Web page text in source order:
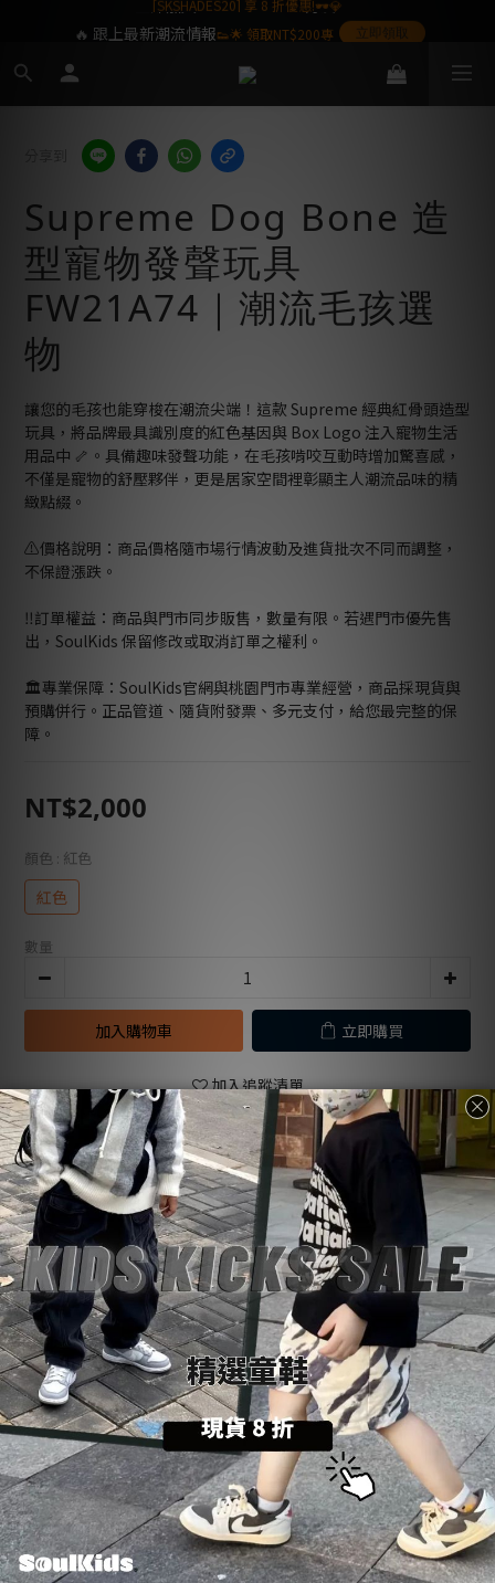
Supreme Dog Bone 造
型寵物發聲玩具
FW21A74｜潮流毛孩選
物
讓您的毛孩也能穿梭在潮流尖端！這款 Supreme 經典紅骨頭造型
玩具，將品牌最具識別度的紅色基因與 Box Logo 注入寵物生活
用品中 🦴。具備趣味發聲功能，在毛孩啃咬互動時增加驚喜感，
不僅是寵物的舒壓夥伴，更是居家空間裡彰顯主人潮流品味的精
緻點綴。
⚠️價格說明：商品價格隨市場行情波動及進貨批次不同而調整，
不保證漲跌。
‼️訂單權益：商品與門市同步販售，數量有限。若遇門市優先售
出，SoulKids 保留修改或取消訂單之權利。
🏛️專業保障：SoulKids官網與桃園門市專業經營，商品採現貨與
預購併行。正品管道、隨貨附發票、多元支付，給您最完整的保
障。
NT$2,000
顏色 : 紅色
紅色
數量
加入購物車 立即購買
加入追蹤清單
商品描述
送貨及付款
方式
顧客評價
商品描述
💡 購物前請詳閱：【SoulKids購物須知與條約】
💬 商品諮詢與建議：【聯繫官方@LINE客服】
About SoulKids
🔥 跟上最新潮流情報👟🌟 領取NT$200專 立即領取
海外離島暫不提供,敬請見諒